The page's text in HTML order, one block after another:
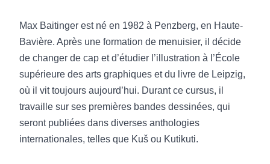
graphique et narrative, tant Max Baitinger
essaie et réussit souvent à proposer "autre
chose" en bande dessinée. » Olivier Van
Vaerenbergh,Focus Vif
« Une ode graphique, aussi, à la légèreté, au
souffle, à la vie, brillamment exécutée au
feutre et aux lavis, par un auteur vraiment
Max Baitinger est né en 1982 à Penzberg, en Haute-
Bavière. Après une formation de menuisier, il décide
de changer de cap et d’étudier l’illustration à l’École
supérieure des arts graphiques et du livre de Leipzig,
où il vit toujours aujourd’hui. Durant ce cursus, il
travaille sur ses premières bandes dessinées, qui
seront publiées dans diverses anthologies
internationales, telles que Kuš ou Kutikuti.